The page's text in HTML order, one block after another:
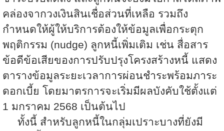
คล่องจากวงเงินสินเชื่อส่วนที่เหลือ รวมถึง
กำหนดให้ผู้ให้บริการต้องให้ข้อมูลเพื่อกระตุก
พฤติกรรม (nudge) ลูกหนี้เพิ่มเติม เช่น สื่อสาร
ข้อดีข้อเสียของการปรับปรุงโครงสร้างหนี้ แสดง
ตารางข้อมูลระยะเวลาการผ่อนชำระพร้อมภาระ
ดอกเบี้ย โดยมาตรการจะเริ่มมีผลบังคับใช้ตั้งแต่
1 มกราคม 2568 เป็นต้นไป
ทั้งนี้ สำหรับลูกหนี้ในกลุ่มเปราะบางที่ยังมี